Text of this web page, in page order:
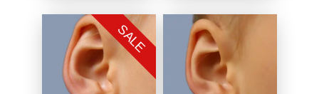
SALE